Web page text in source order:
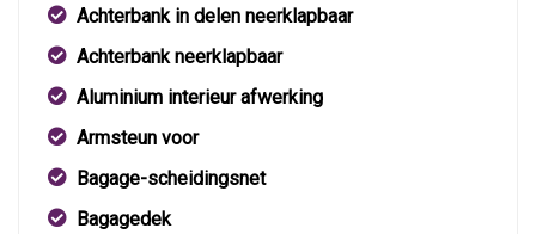
Achterbank in delen neerklapbaar
Achterbank neerklapbaar
Aluminium interieur afwerking
Armsteun voor
Bagage-scheidingsnet
Bagagedek